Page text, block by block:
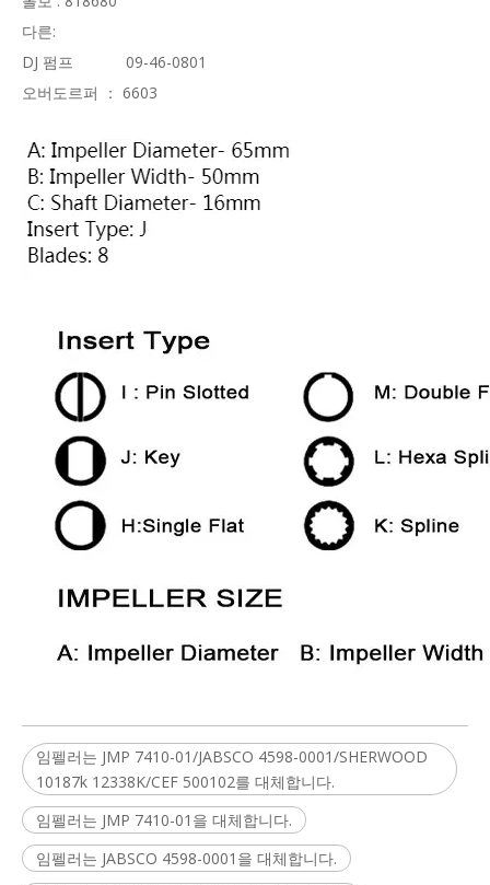
다른:
DJ 펌프 09-46-0801
오버도르퍼 ： 6603
임펠러는 JMP 7410-01/JABSCO 4598-0001/SHERWOOD
10187k 12338K/CEF 500102를 대체합니다.
임펠러는 JMP 7410-01을 대체합니다.
임펠러는 JABSCO 4598-0001을 대체합니다.